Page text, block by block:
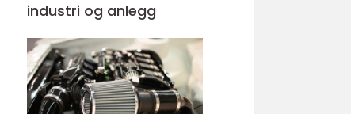
industri og anlegg